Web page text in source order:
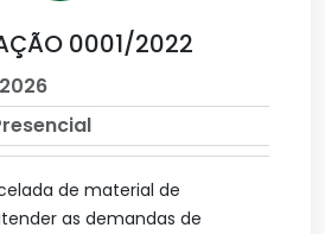
0001/2022
de material de
as demandas de